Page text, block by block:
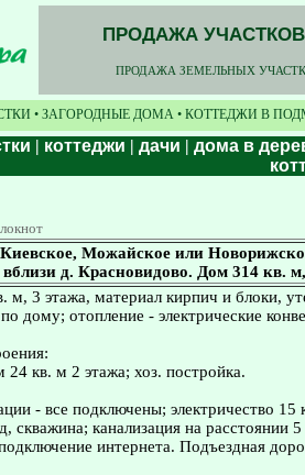
ПРОДАЖА
ПРОДАЖА ЗЕМЕЛЬНЫХ
• ЗАГОРОДНЫЕ ДОМА • КОТТЕДЖИ В
| коттеджи | дачи | дома в
Можайское или
д. Красновидово. Дом 314 кв.
м, 3 этажа, материал кирпич и блоки,
дому; отопление - электрические
24 кв. м 2 этажа; хоз. постройка.
- все подключены; электричество 15
скважина; канализация на
интернета. Подъездная